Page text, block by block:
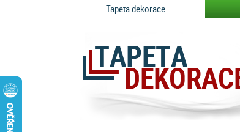
Tapeta dekorace